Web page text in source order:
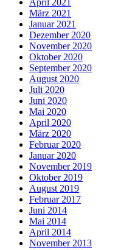
März 2021
Januar 2021
Dezember 2020
November 2020
Oktober 2020
September 2020
August 2020
Juli 2020
Juni 2020
Mai 2020
April 2020
März 2020
Februar 2020
Januar 2020
November 2019
Oktober 2019
August 2019
Februar 2017
Juni 2014
Mai 2014
April 2014
November 2013